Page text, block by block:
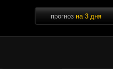
прогноз на 3 дня